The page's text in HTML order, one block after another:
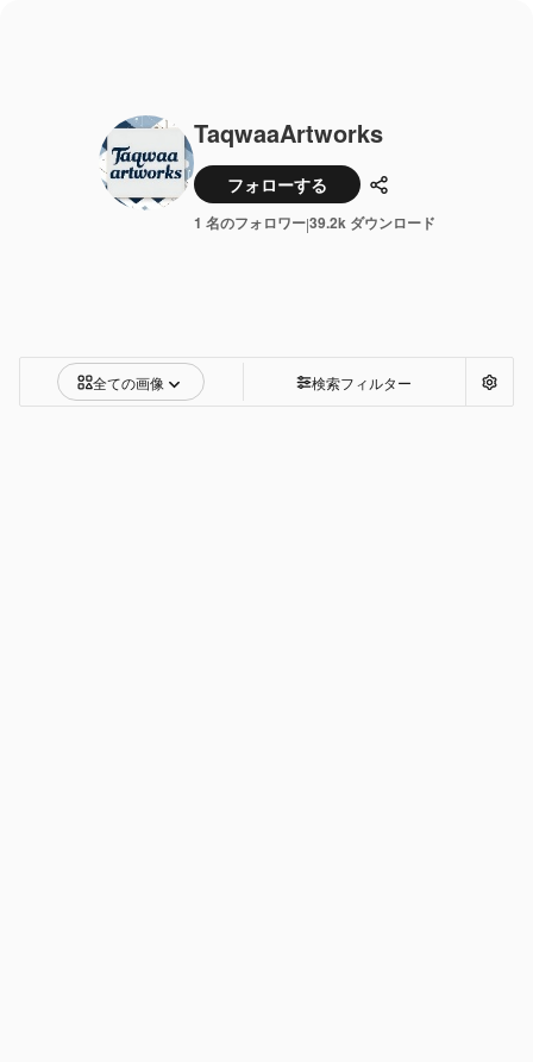
TaqwaaArtworks
フォローする 共有
1 名のフォロワー|39.2k ダウンロード
全ての画像 検索フィルター